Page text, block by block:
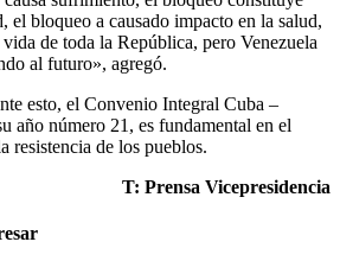
el bloqueo a causado impacto en la salud,
de toda la República, pero Venezuela
al futuro», agregó.
esto, el Convenio Integral Cuba –
año número 21, es fundamental en el
resistencia de los pueblos.
T: Prensa Vicepresidencia